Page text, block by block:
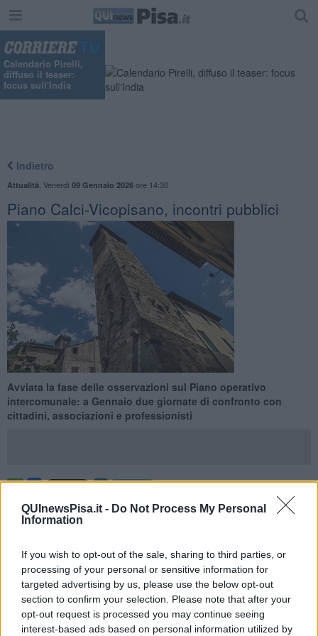
QUInewsPisa.it - Do Not Process My Personal
Information
If you wish to opt-out of the sale, sharing to third parties, or
processing of your personal or sensitive information for
targeted advertising by us, please use the below opt-out
section to confirm your selection. Please note that after your
opt-out request is processed you may continue seeing
interest-based ads based on personal information utilized by
Calendario Pirelli,
diffuso il teaser:
focus sull'India
Indietro
Attualità Venerdì 09 Gennaio 2026ore 14:30
Piano Calci-Vicopisano, incontri pubblici
Avviata la fase delle osservazioni sul Piano operativo
intercomunale: a Gennaio due giornate di confronto con
cittadini, associazioni e professionisti
PISA —Nel mese diGennaioentra nel vivo la fase di
partecipazione del
Piano operativo intercomunale di Calci e
pubblici per illustrare i contenuti dello strumento urbanistico,
recentemente adottato e ora aperto alle osservazioni fino all’8
Febbraio 2026.
Il percorso prevede due appuntamenti distinti sui territori comunali,
alla presenza dei progettisti incaricati. Il primo si è svolto Lunedì 12
Gennaio a Vicopisano, nella Sala del Consiglio comunale di via del